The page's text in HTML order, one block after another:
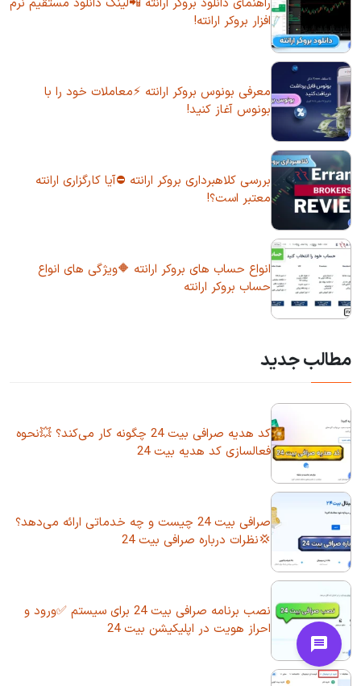
افزار بروکر ارانته!
معرفی بونوس بروکر ارانته ⚡معاملات خود را با
بونوس آغاز کنید!
بررسی کلاهبرداری بروکر ارانته ⛔آیا کارگزاری ارانته
معتبر است؟!
انواع حساب های بروکر ارانته 🔶ویژگی های انواع
حساب بروکر ارانته
مطالب جدید
کد هدیه صرافی بیت 24 چگونه کار می‌کند؟ 💥نحوه
فعالسازی کد هدیه بیت 24
صرافی بیت 24 چیست و چه خدماتی ارائه می‌دهد؟
💢نظرات درباره صرافی بیت 24
نصب برنامه صرافی بیت 24 برای سیستم ✅ورود و
احراز هویت در اپلیکیشن بیت 24